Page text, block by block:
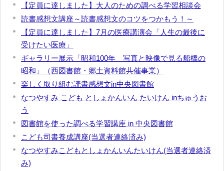
【定員に達しました】大人のための調べる学習相談会
読書感想文講座～読書感想文のコツをつかもう！～
【定員に達しました】7月の医療講演会「人生の最後に
受けたい医療」
ギャラリー展示「昭和100年 写真と映像で見る船橋の
昭和」（西図書館・郷土資料館共催事業）
楽しく取り組む読書感想文in中央図書館
なつやすみ こども としょかんいん たいけん inちゅうお
う
図書館を使った調べる学習講座 in 中央図書館
こども司書養成講座(当選者連絡済み)
なつやすみこどもとしょかんいんたいけん(当選者連絡済
み)